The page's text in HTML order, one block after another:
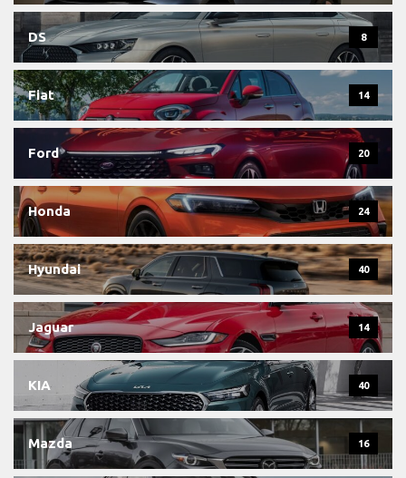
DS 8
Fiat 14
Ford 20
Honda 24
Hyundai 40
Jaguar 14
KIA 40
Mazda 16